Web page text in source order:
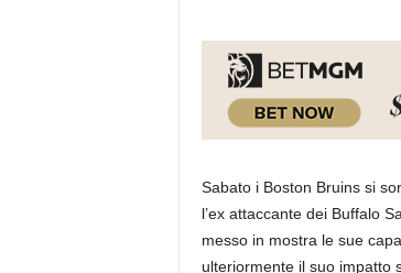
Sabato i Boston Bruins si
l’ex attaccante dei Buffalo
messo in mostra le sue
ulteriormente il suo impatto